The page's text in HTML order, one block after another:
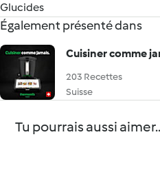
Glucides
Également présenté dans
Cuisiner comme
203 Recettes
Suisse
Tu pourrais aussi